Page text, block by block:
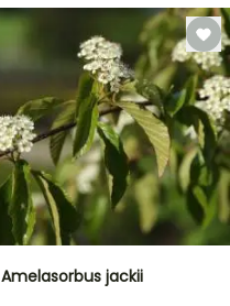
Amelasorbus jackii